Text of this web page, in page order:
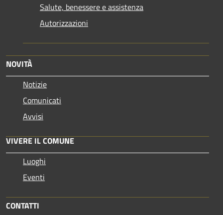
Salute, benessere e assistenza
Autorizzazioni
NOVITÀ
Notizie
Comunicati
Avvisi
VIVERE IL COMUNE
Luoghi
Eventi
CONTATTI